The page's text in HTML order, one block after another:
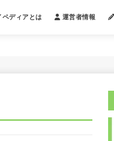
ディアとは 運営者情報